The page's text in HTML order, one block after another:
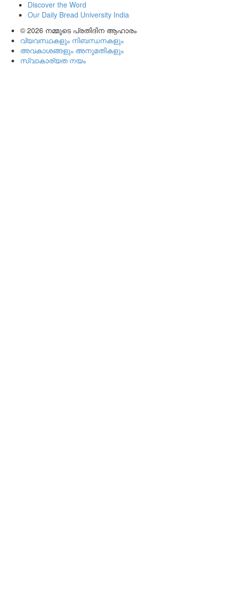
Discover the Word
Our Daily Bread University India
© 2026 നമ്മുടെ പ്രതിദിന ആഹാരം
വ്യവസ്ഥകളും നിബന്ധനകളും
അവകാശങ്ങളും അനുമതികളും
സ്വാകാര്യത നയം